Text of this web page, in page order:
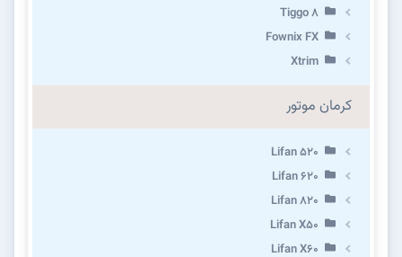
Tiggo 8
Fownix FX
Xtrim
کرمان موتور
Lifan 520
Lifan 620
Lifan 820
Lifan X50
Lifan X60